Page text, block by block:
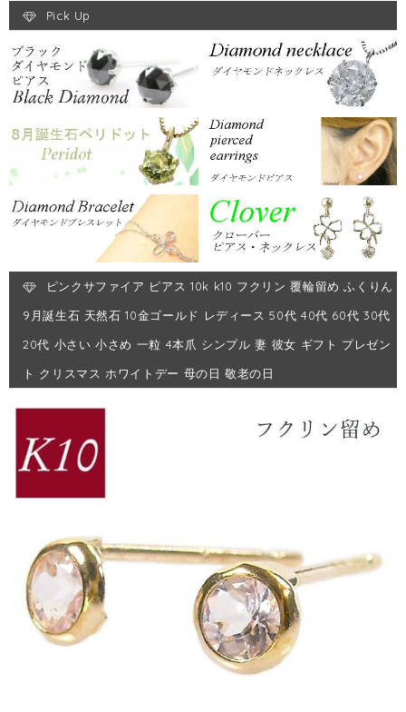
Pick Up
ピンクサファイア ピアス 10k k10 フクリン 覆輪留め ふくりん
9月誕生石 天然石 10金ゴールド レディース 50代 40代 60代 30代
20代 小さい 小さめ 一粒 4本爪 シンプル 妻 彼女 ギフト プレゼン
ト クリスマス ホワイトデー 母の日 敬老の日